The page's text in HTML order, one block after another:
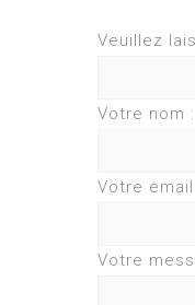
Veuillez
Votre nom :
Votre email
Votre